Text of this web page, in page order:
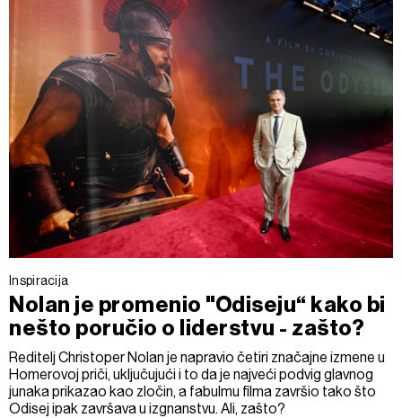
Inspiracija
Nolan je promenio "Odiseju“ kako bi
nešto poručio o liderstvu - zašto?
Reditelj Christoper Nolan je napravio četiri značajne izmene u
Homerovoj priči, uključujući i to da je najveći podvig glavnog
junaka prikazao kao zločin, a fabulmu filma završio tako što
Odisej ipak završava u izgnanstvu. Ali, zašto?